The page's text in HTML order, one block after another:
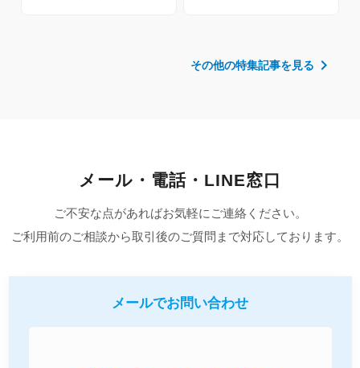
その他の特集記事を見る chevron_right
メール・電話・LINE窓口
ご不安な点があればお気軽にご連絡ください。
ご利用前のご相談から取引後のご質問まで対応しております。
メールでお問い合わせ